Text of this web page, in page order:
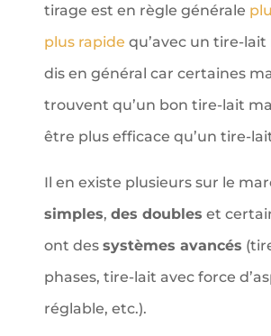
tirage est en règle générale
plus rapide qu’avec un tire-lait
dis en général car certaines
trouvent qu’un bon tire-lait
être plus efficace qu’un tire-
Il en existe plusieurs sur le
simples, des doubles et
ont des systèmes avancés
phases, tire-lait avec force
réglable, etc.).